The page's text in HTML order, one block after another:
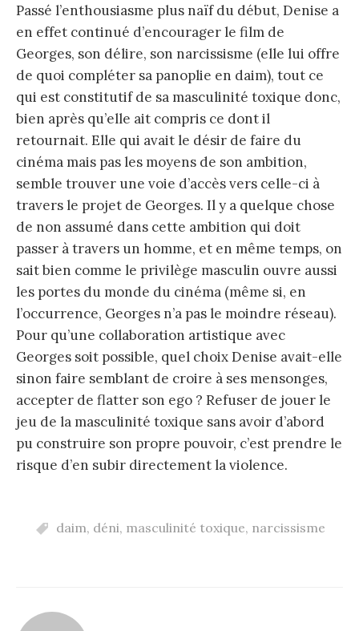
Passé l’enthousiasme plus naïf du début, Denise a
en effet continué d’encourager le film de
Georges, son délire, son narcissisme (elle lui offre
de quoi compléter sa panoplie en daim), tout ce
qui est constitutif de sa masculinité toxique donc,
bien après qu’elle ait compris ce dont il
retournait. Elle qui avait le désir de faire du
cinéma mais pas les moyens de son ambition,
semble trouver une voie d’accès vers celle-ci à
travers le projet de Georges. Il y a quelque chose
de non assumé dans cette ambition qui doit
passer à travers un homme, et en même temps, on
sait bien comme le privilège masculin ouvre aussi
les portes du monde du cinéma (même si, en
l’occurrence, Georges n’a pas le moindre réseau).
Pour qu’une collaboration artistique avec
Georges soit possible, quel choix Denise avait-elle
sinon faire semblant de croire à ses mensonges,
accepter de flatter son ego ? Refuser de jouer le
jeu de la masculinité toxique sans avoir d’abord
pu construire son propre pouvoir, c’est prendre le
risque d’en subir directement la violence.
daim, déni, masculinité toxique, narcissisme